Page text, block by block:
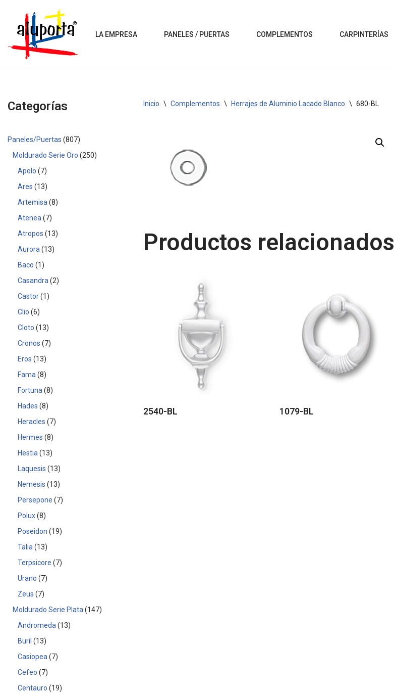
Saltar
contenido
LA EMPRESA PANELES / PUERTAS COMPLEMENTOS CARPINTERÍAS
Categorías
Paneles/Puertas 807
Moldurado Serie Oro 250
Apolo
7
Ares
13
Artemisa 8
Atenea
7
Atropos
13
Aurora
13
Baco
1
Casandra 2
Castor 1
Clio 6
Cloto
13
Cronos
7
Eros
13
Fama 8
Fortuna 8
Hades 8
Heracles
7
Hermes 8
Hestia
13
Laquesis
13
Nemesis
13
Persepone
7
Polux 8
Poseidon
19
Talia
13
Terpsicore
7
Urano
7
Zeus
7
Moldurado Serie Plata
147
Andromeda
13
Buril
13
Casiopea
7
Cefeo
7
Centauro
19
Inicio \ Complementos \ Herrajes de Aluminio Lacado Blanco \ 680-BL
Productos relacionados
2540-BL 1079-BL